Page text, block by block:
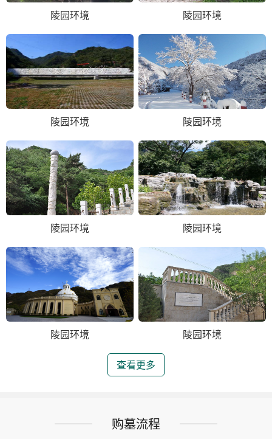
陵园环境 陵园环境
陵园环境 陵园环境
陵园环境 陵园环境
陵园环境 陵园环境
查看更多
购墓流程